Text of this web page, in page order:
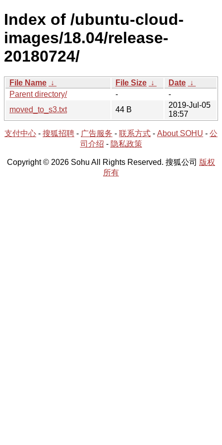
Index of /ubuntu-cloud-
images/18.04/release-
20180724/
File Name ↓ File Size ↓ Date ↓
Parent directory/
-
-
moved_to_s3.txt
44 B
2019-Jul-05
18:57
支付中心 - 搜狐招聘 - 广告服务 - 联系方式 - About SOHU - 公
司介绍 - 隐私政策
Copyright © 2026 Sohu All Rights Reserved. 搜狐公司 版权
所有